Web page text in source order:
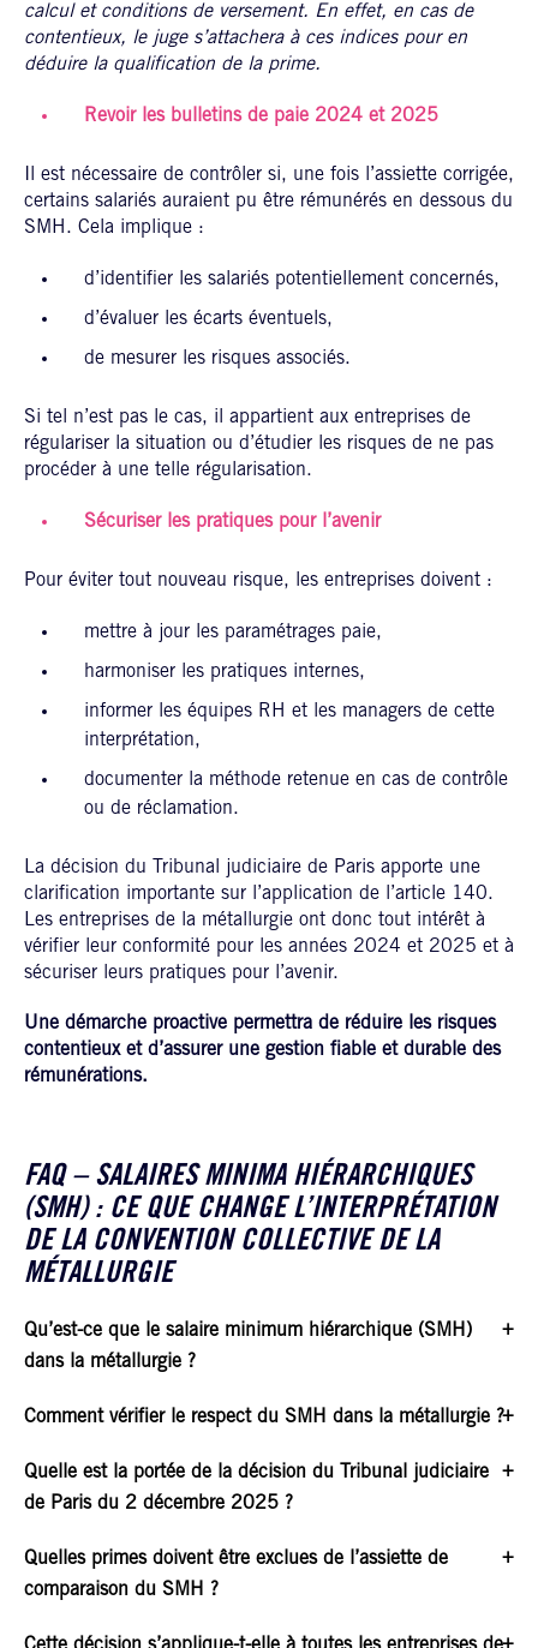
calcul et conditions de versement. En effet, en cas de
contentieux, le juge s’attachera à ces indices pour en
déduire la qualification de la prime.
Revoir les bulletins de paie 2024 et 2025
Il est nécessaire de contrôler si, une fois l’assiette corrigée,
certains salariés auraient pu être rémunérés en dessous du
SMH. Cela implique :
d’identifier les salariés potentiellement concernés,
d’évaluer les écarts éventuels,
de mesurer les risques associés.
Si tel n’est pas le cas, il appartient aux entreprises de
régulariser la situation ou d’étudier les risques de ne pas
procéder à une telle régularisation.
Sécuriser les pratiques pour l’avenir
Pour éviter tout nouveau risque, les entreprises doivent :
mettre à jour les paramétrages paie,
harmoniser les pratiques internes,
informer les équipes RH et les managers de cette
interprétation,
documenter la méthode retenue en cas de contrôle
ou de réclamation.
La décision du Tribunal judiciaire de Paris apporte une
clarification importante sur l’application de l’article 140.
Les entreprises de la métallurgie ont donc tout intérêt à
vérifier leur conformité pour les années 2024 et 2025 et à
sécuriser leurs pratiques pour l’avenir.
Une démarche proactive permettra de réduire les risques
contentieux et d’assurer une gestion fiable et durable des
rémunérations.
FAQ – SALAIRES MINIMA HIÉRARCHIQUES
(SMH) : CE QUE CHANGE L’INTERPRÉTATION
DE LA CONVENTION COLLECTIVE DE LA
MÉTALLURGIE
Qu’est-ce que le salaire minimum hiérarchique (SMH)
dans la métallurgie ?
Comment vérifier le respect du SMH dans la métallurgie ?
Quelle est la portée de la décision du Tribunal judiciaire
de Paris du 2 décembre 2025 ?
Quelles primes doivent être exclues de l’assiette de
comparaison du SMH ?